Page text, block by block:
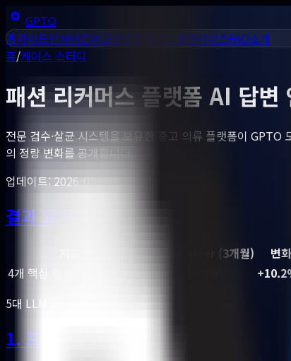
GPTO
홈가이드인사이트비교산업별케이스성과서비스FAQ소개
홈/케이스 스터디
패션 리커머스 플랫폼 AI 답
전문 검수·살균 시스템을 보유한 중고 의류 플랫폼이
의 정량 변화를 공개합니다.
업데이트:2026-05-27
결과 요약
After (3개월)
변화
4개 핵심 질문 평균 언급률
5대 LLM 평균, 무가공 공개.
1. 프로젝트 배경